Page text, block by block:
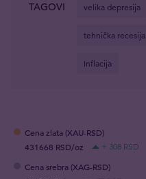
TAGOVI velika depresija
tehnička recesija
Inflacija
Cena zlata (XAU-RSD)
431668 RSD/oz
+ 308 RSD
Cena srebra (XAG-RSD)